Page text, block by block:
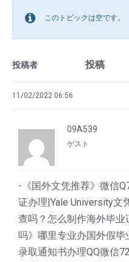
このトピックは空です。
投稿者 投稿
11/02/2022 06:56
09A539
ゲスト
-《国外文凭推荐》微信
证办理|Yale University文
查吗？怎么制作海外毕
吗》哪里专业办国外假
录取通知书办理QQ微信